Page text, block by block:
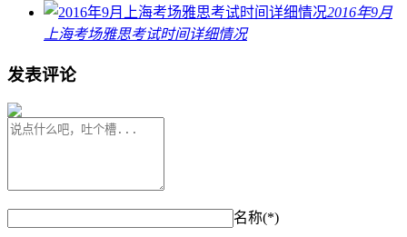
2016年9月
上海考场雅思考试时间详细情况
发表评论
名称(*)